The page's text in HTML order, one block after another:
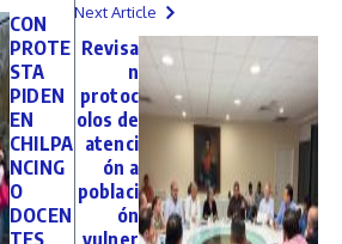
CON
PROTE
STA
PIDEN
EN
CHILPA
NCING
O
DOCEN
TES
Next Article
Revisa
n
protoc
olos de
atenci
ón a
poblaci
ón
vulner